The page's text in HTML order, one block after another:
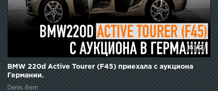
15:42
BMW 220d Active Tourer (F45) приехала с аукциона
Германии.
Denis Rem